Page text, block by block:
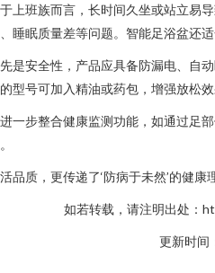
上班族而言，长时间久坐或站立
睡眠质量差等问题。智能足浴盆还
是安全性，产品应具备防漏电、
号可加入精油或药包，增强放松
一步整合健康监测功能，如通过
质，更传递了‘防病于未然’的健
如若转载，请注明出处：
更新时间